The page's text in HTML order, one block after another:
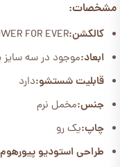
مشخصات:
کالکشن:FOR EVER
ابعاد:موجود در سه سایز
قابلیت شستشو:دارد
جنس:مخمل نرم
چاپ:یک رو
طراحی استودیو پیورهوم